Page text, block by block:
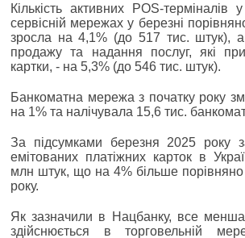
Кількість активних POS-терміналів
сервісній мережах у березні
зросла на 4,1% (до 517 тис. штук), а
продажу та надання послуг, які
картки, - на 5,3% (до 546 тис. штук).
Банкоматна мережа з початку року
на 1% та налічувала 15,6 тис.
За підсумками березня 2025 року
емітованих платіжних карток в
млн штук, що на 4% більше порівняно
року.
Як зазначили в Нацбанку, все менша
здійснюється в торговельній